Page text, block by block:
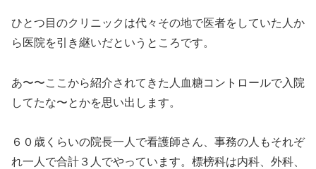
ひとつ目のクリニックは代々その地で医者をしていた人か
ら医院を引き継いだというところです。
あ〜〜ここから紹介されてきた人血糖コントロールで入院
してたな〜とかを思い出します。
６０歳くらいの院長一人で看護師さん、事務の人もそれぞ
れ一人で合計３人でやっています。標榜科は内科、外科、